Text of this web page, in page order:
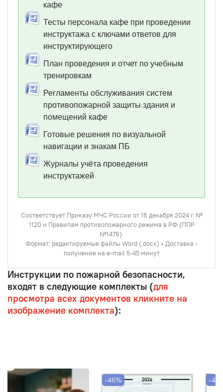
кафе
Тесты персонала кафе при проведении
инструктажа с ключами ответов для
инструктирующего
План проведения и отчет по учебным
тренировкам
Регламенты обслуживания систем
противопожарной защиты здания и
помещений кафе
Готовые решения по визуальной
навигации и знакам ПБ
Журналы учёта проведения
инструктажей
Соответствует Приказу МЧС России от 16 декабря 2024 г. №
1120 и Правилам противопожарного режима в РФ (ППР
№1479)
Формат: редактируемые файлы Word (.docx) • Доставка -
получение на e-mail 5-45 минут
Инструкции по пожарной безопасности,
входят в следующие комплекты (для
просмотра всех документов кликните на
изображение комплекта):
-46% -